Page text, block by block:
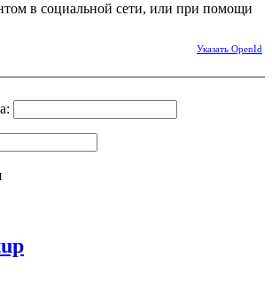
в социальной сети, или при помощи
Указать OpenId